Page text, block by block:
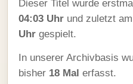
Dieser Titel wurde
04:03 Uhr und zuletzt am
Uhr gespielt.
In unserer Archivbasis
bisher 18 Mal erfasst.